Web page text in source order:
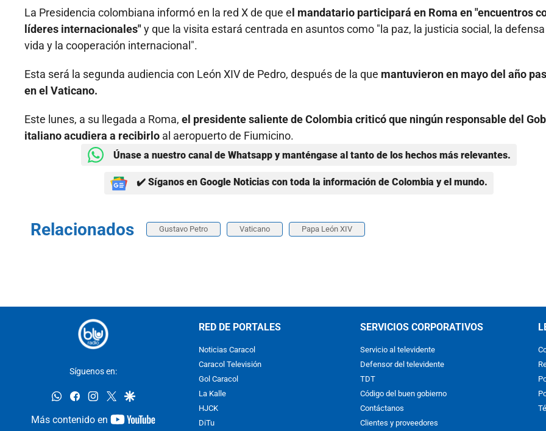
La Presidencia colombiana informó en la red X de que e l mandatario participará en Roma en "encuentros
líderes internacionales"y que la visita estará centrada en asuntos como "la paz, la justicia social, la
vida y la cooperación internacional".
Esta será la segunda audiencia con León XIV de Pedro, después de la que mantuvieron en mayo del año
en el Vaticano.
Este lunes, a su llegada a Roma, el presidente saliente de Colombia criticó que ningún responsable del
italiano acudiera a recibirlo al aeropuerto de Fiumicino.
Únase a nuestro canal de Whatsapp y manténgase al tanto de los hechos más relevantes.
✔️ Síganos en Google Noticias con toda la información de Colombia y el mundo.
Relacionados Gustavo Petro Vaticano Papa León XIV
Síguenos en:
whatsappfacebookinstagram
twittergoogle
Más contenido en
youtube-
RED DE PORTALES
Noticias Caracol
Caracol Televisión
Gol Caracol
La Kalle
HJCK
DiTu
SERVICIOS CORPORATIVOS
Servicio al televidente
Defensor del televidente
TDT
Código del buen gobierno
Contáctanos
Clientes y proveedores